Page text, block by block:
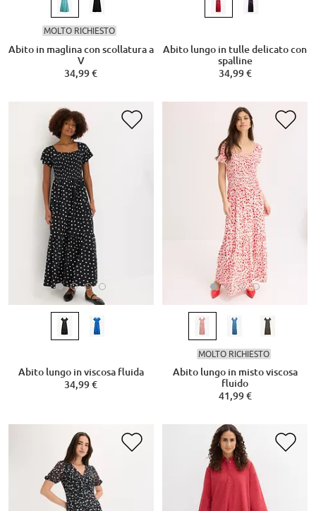
MOLTO RICHIESTO
Abito in maglina con scollatura a
V
34,99 €
Abito lungo in tulle delicato con
spalline
34,99 €
Abito lungo in viscosa fluida
34,99 €
MOLTO RICHIESTO
Abito lungo in misto viscosa
fluido
41,99 €